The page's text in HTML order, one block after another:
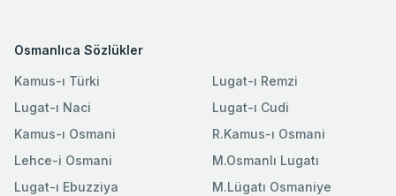
Osmanlıca Sözlükler
Kamus-ı Türki
Lugat-ı Naci
Kamus-ı Osmani
Lehce-i Osmani
Lugat-ı Ebuzziya
Lugat-ı Remzi
Lugat-ı Cudi
R.Kamus-ı Osmani
M.Osmanlı Lugatı
M.Lügatı Osmaniye